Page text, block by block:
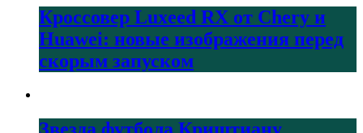
Кроссовер Luxeed RX от Chery и
Huawei: новые изображения перед
скорым запуском